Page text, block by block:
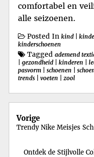
comfortabel en
alle seizoenen.
Posted In kind
kinderschoenen
Tagged ademend
gezondheid kinderen
pasvorm
schoenen
trends
voeten zool
Vorige
Trendy Nike Meisjes
Ontdek de Stijlvolle